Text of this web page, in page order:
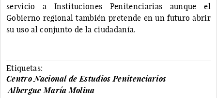
servicio a Instituciones Penitenciarias aunque el
Gobierno regional también pretende en un futuro abrir
su uso al conjunto de la ciudadanía.
Etiquetas:
Centro Nacional de Estudios Penitenciarios
Albergue María Molina